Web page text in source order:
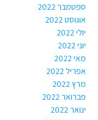
ספטמבר 2022
אוגוסט 2022
יולי 2022
יוני 2022
מאי 2022
אפריל 2022
מרץ 2022
פברואר 2022
ינואר 2022